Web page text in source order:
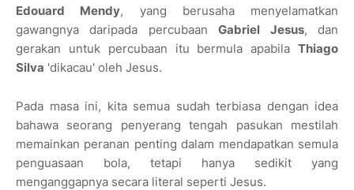
Edouard Mendy, yang berusaha menyelamatkan
gawangnya daripada percubaanGabriel Jesus, dan
gerakan untuk percubaan itu bermula apabila Thiago
Silva 'dikacau' oleh Jesus.
Pada masa ini, kita semua sudah terbiasa dengan idea
bahawa seorang penyerang tengah pasukan mestilah
memainkan peranan penting dalam mendapatkan semula
penguasaan bola, tetapi hanya sedikit yang
menganggapnya secara literal seperti Jesus.